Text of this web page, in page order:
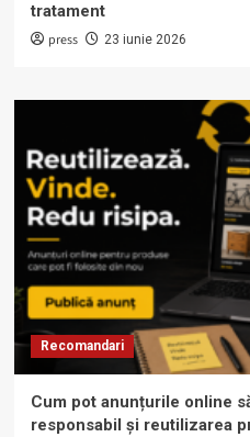
tratament
press 23 iunie 2026
Recomandari
Cum pot anunțurile online
responsabil și reutilizarea